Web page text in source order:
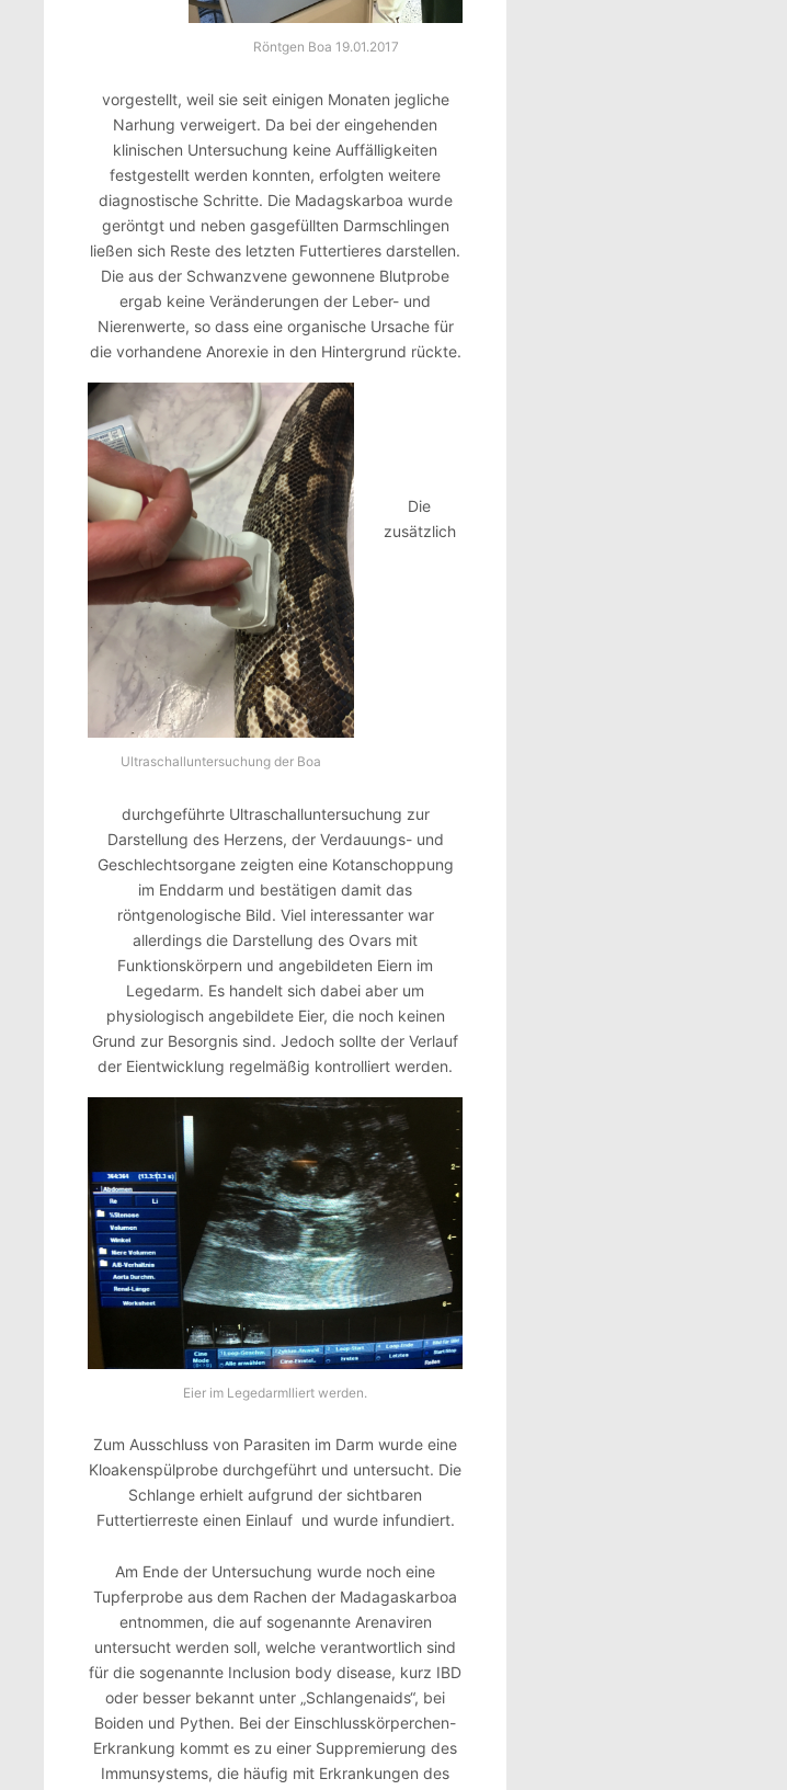
Röntgen Boa 19.01.2017
vorgestellt, weil sie seit einigen Monaten jegliche
Narhung verweigert. Da bei der eingehenden
klinischen Untersuchung keine Auffälligkeiten
festgestellt werden konnten, erfolgten weitere
diagnostische Schritte. Die Madagskarboa wurde
geröntgt und neben gasgefüllten Darmschlingen
ließen sich Reste des letzten Futtertieres darstellen.
Die aus der Schwanzvene gewonnene Blutprobe
ergab keine Veränderungen der Leber- und
Nierenwerte, so dass eine organische Ursache für
die vorhandene Anorexie in den Hintergrund rückte.
Ultraschalluntersuchung der Boa
Die
zusätzlich
durchgeführte Ultraschalluntersuchung zur
Darstellung des Herzens, der Verdauungs- und
Geschlechtsorgane zeigten eine Kotanschoppung
im Enddarm und bestätigen damit das
röntgenologische Bild. Viel interessanter war
allerdings die Darstellung des Ovars mit
Funktionskörpern und angebildeten Eiern im
Legedarm. Es handelt sich dabei aber um
physiologisch angebildete Eier, die noch keinen
Grund zur Besorgnis sind. Jedoch sollte der Verlauf
der Eientwicklung regelmäßig kontrolliert werden.
Eier im Legedarmlliert werden.
Zum Ausschluss von Parasiten im Darm wurde eine
Kloakenspülprobe durchgeführt und untersucht. Die
Schlange erhielt aufgrund der sichtbaren
Futtertierreste einen Einlauf und wurde infundiert.
Am Ende der Untersuchung wurde noch eine
Tupferprobe aus dem Rachen der Madagaskarboa
entnommen, die auf sogenannte Arenaviren
untersucht werden soll, welche verantwortlich sind
für die sogenannte Inclusion body disease, kurz IBD
oder besser bekannt unter „Schlangenaids“, bei
Boiden und Pythen. Bei der Einschlusskörperchen-
Erkrankung kommt es zu einer Suppremierung des
Immunsystems, die häufig mit Erkrankungen des